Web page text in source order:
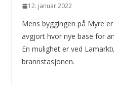
12. januar 2022
Mens byggingen på Myre
avgjort hvor nye base for
En mulighet er ved
brannstasjonen.